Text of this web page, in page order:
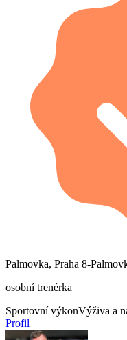
Palmovka, Praha 8-
osobní trenérka
Sportovní výkonVýživa a
Profil